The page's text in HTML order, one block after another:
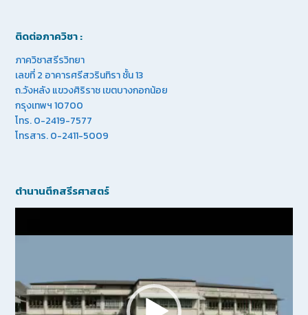
ติดต่อภาควิชา :
ภาควิชาสรีรวิทยา
เลขที่ 2 อาคารศรีสวรินทิรา ชั้น 13
ถ.วังหลัง แขวงศิริราช เขตบางกอกน้อย
กรุงเทพฯ 10700
โทร. 0-2419-7577
โทรสาร. 0-2411-5009
ตำนานตึกสรีรศาสตร์